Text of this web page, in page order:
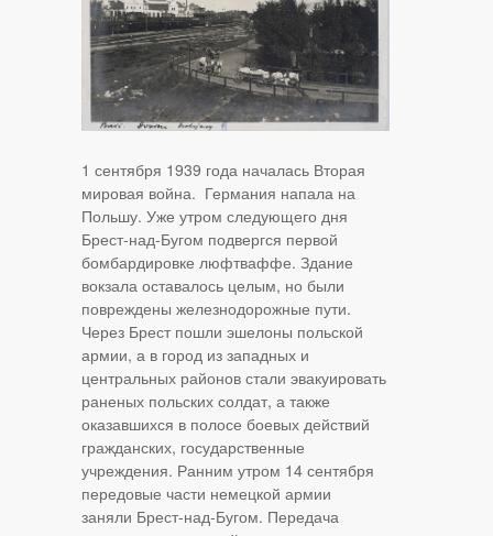
1 сентября 1939 года началась Вторая
мировая война. Германия напала на
Польшу. Уже утром следующего дня
Брест-над-Бугом подвергся первой
бомбардировке люфтваффе. Здание
вокзала оставалось целым, но были
повреждены железнодорожные пути.
Через Брест пошли эшелоны польской
армии, а в город из западных и
центральных районов стали эвакуировать
раненых польских солдат, а также
оказавшихся в полосе боевых действий
гражданских, государственные
учреждения. Ранним утром 14 сентября
передовые части немецкой армии
заняли Брест-над-Бугом. Передача